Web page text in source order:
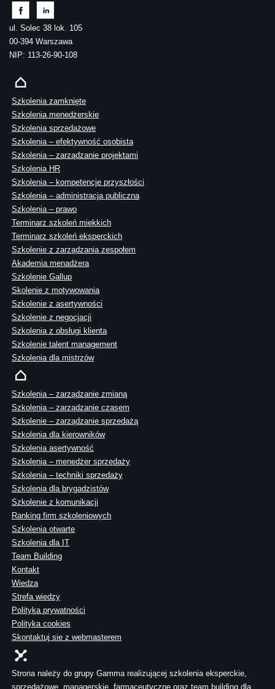
ul. Solec 38 lok. 105
00-394 Warszawa
NIP: 113-26-90-108
Szkolenia zamknięte
Szkolenia menedżerskie
Szkolenia sprzedażowe
Szkolenia – efektywność osobista
Szkolenia – zarządzanie projektami
Szkolenia HR
Szkolenia – kompetencje przyszłości
Szkolenia – administracja publiczna
Szkolenia – prawo
Terminarz szkoleń miękkich
Terminarz szkoleń eksperckich
Szkolenie z zarządzania zespołem
Akademia menadżera
Szkolenie Gallup
Skolenie z motywowania
Szkolenie z asertywności
Szkolenie z negocjacji
Szkolenia z obsługi klienta
Szkolenie talent management
Szkolenia dla mistrzów
Szkolenia – zarządzanie zmianą
Szkolenia – zarządzanie czasem
Szkolenie – zarządzanie sprzedażą
Szkolenia dla kierowników
Szkolenia asertywność
Szkolenia – menedżer sprzedaży
Szkolenia – techniki sprzedaży
Szkolenia dla brygadzistów
Szkolenie z komunikacji
Ranking firm szkoleniowych
Szkolenia otwarte
Szkolenia dla IT
Team Building
Kontakt
Wiedza
Strefa wiedzy
Polityka prywatności
Polityka cookies
Skontaktuj sie z webmasterem
Strona należy do grupy Gamma realizującej szkolenia eksperckie,
sprzedażowe, managerskie, farmaceutyczne oraz team building dla